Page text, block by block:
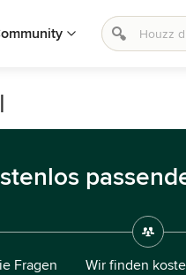
Fragen
Wir finden